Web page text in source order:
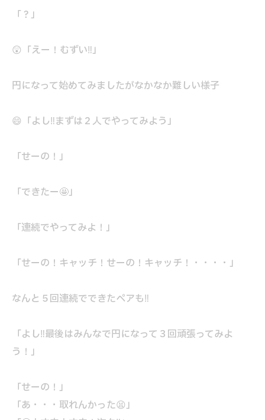
「？」
😲「えー！むずい‼」
円になって始めてみましたがなかなか難しい様子
😄「よし‼まずは２人でやってみよう」
「せーの！」
「できたー🤩」
「連続でやってみよ！」
「せーの！キャッチ！せーの！キャッチ！・・・・」
なんと５回連続でできたペアも‼
「よし‼最後はみんなで円になって３回頑張ってみよ
う！」
「せーの！」
「あ・・・取れんかった😫」